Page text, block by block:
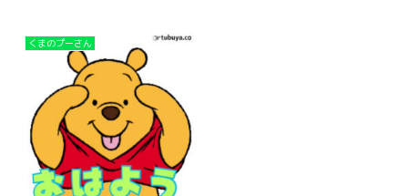
くまのプーさん